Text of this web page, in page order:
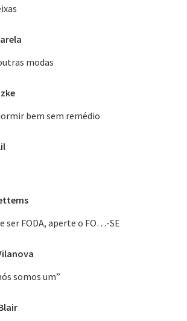
modas
bem sem remédio
ser FODA, aperte o FO…-SE
somos um”